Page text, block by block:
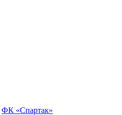
ФК «Спартак»